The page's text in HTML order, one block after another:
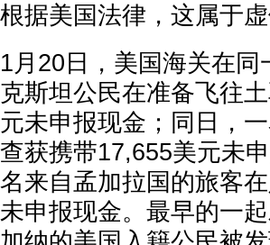
根据美国法律，这属于
1月20日，美国海关在
克斯坦公民在准备飞往
元未申报现金；同日，
查获携带17,655美元未
名来自孟加拉国的旅客
未申报现金。最早的一